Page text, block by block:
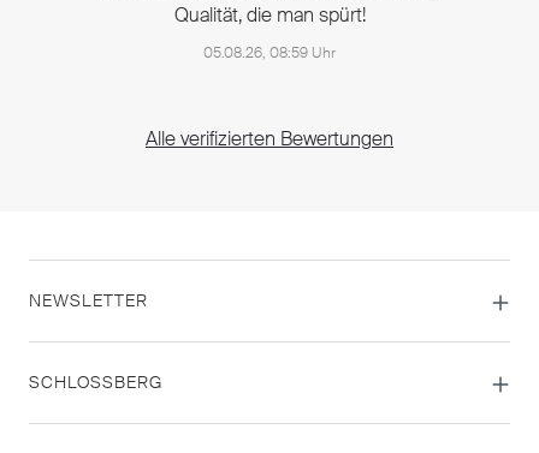
Qualität, die man spürt!
05.08.26, 08:59 Uhr
Alle verifizierten Bewertungen
NEWSLETTER
SCHLOSSBERG